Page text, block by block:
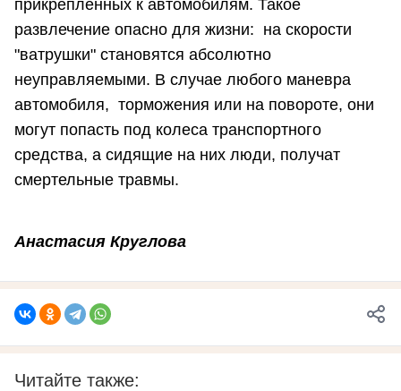
прикрепленных к автомобилям. Такое
развлечение опасно для жизни: на скорости
"ватрушки" становятся абсолютно
неуправляемыми. В случае любого маневра
автомобиля, торможения или на повороте, они
могут попасть под колеса транспортного
средства, а сидящие на них люди, получат
смертельные травмы.
Анастасия Круглова
Читайте также: